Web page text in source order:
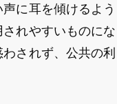
に耳を傾けるよう
れやすいものにな
されず、公共の利